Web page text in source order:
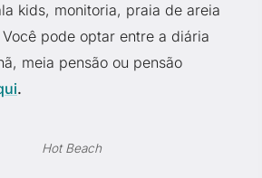
kids, monitoria, praia de areia
pode optar entre a diária
meia pensão ou pensão
.
Hot Beach